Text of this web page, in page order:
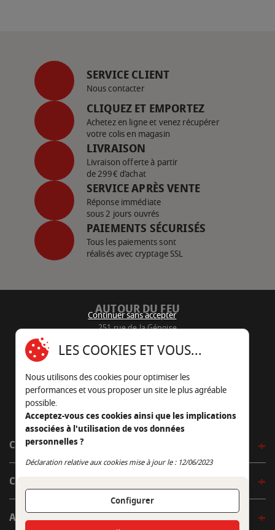
SERVICE CLIENT
Nous contacter
CLIQUEZ ET EMPORTEZ
Achetez en ligne et venez récupérer
votre colis en magasin
LIVRAISON
Livraison offerte à partir
de 299€ d’achat
SERVICE APRÈS VENTE
Réponse immédiate
sous 2 jours ouvrés
PAIEMENTS SÉCURISÉS
Tous les paiements sont
réalisés avec cryptage SSL
AUTOUR DU FEU
251 rue de la Génoise
05 45 22 98 09
Nous envoyer un e-mail
CÔTÉ OUTDOOR
CÔTÉ INDOOR
AUTOUR DE LA TABLE
Continuer sans accepter
LES COOKIES ET VOUS...
Nous utilisons des cookies pour optimiser les
performances et vous proposer un site le plus agréable
possible.
Acceptez-vous ces cookies ainsi que les implications
associées à l'utilisation de vos données
personnelles ?
Déclaration relative aux cookies mise à jour le : 12/06/2023
Configurer
Continuer sans accepter